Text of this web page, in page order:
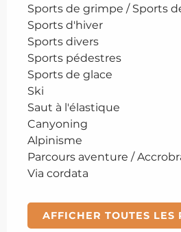
Sports de grimpe / Sports
Sports d'hiver
Sports divers
Sports pédestres
Sports de glace
Ski
Saut à l'élastique
Canyoning
Alpinisme
Parcours aventure /
Via cordata
AFFICHER TOUTES LES